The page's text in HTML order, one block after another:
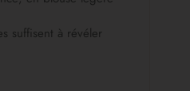
suffisent à révéler